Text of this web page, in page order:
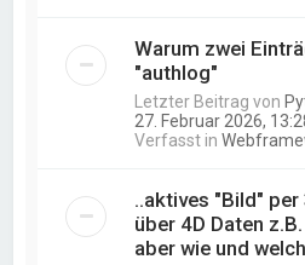
Warum zwei
"authlog"
Letzter Beitrag von
27. Februar 2026,
Verfasst in
..aktives "Bild"
über 4D Daten
aber wie und